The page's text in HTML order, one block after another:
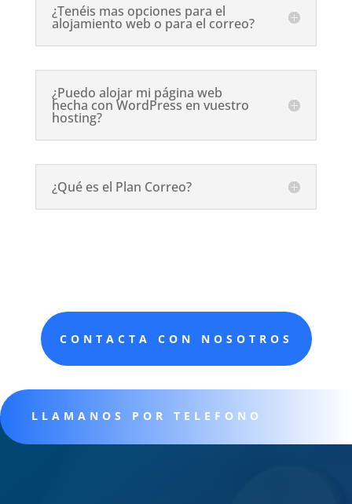
¿Tenéis mas opciones para el
alojamiento web o para el correo?
¿Puedo alojar mi página web
hecha con WordPress en vuestro
hosting?
¿Qué es el Plan Correo?
CONTACTA CON NOSOTROS
LLAMANOS POR TELEFONO